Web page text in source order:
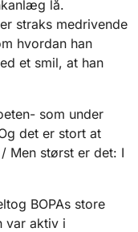
lå.
straks medrivende
hvordan han
et smil, at han
som under
det er stort at
Men størst er det: I
BOPAs store
var aktiv i